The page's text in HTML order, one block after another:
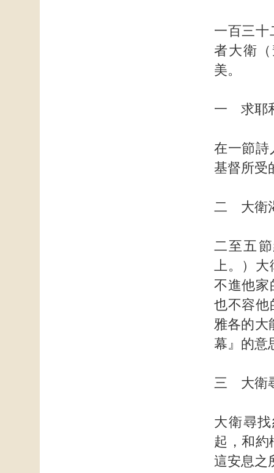
一百三十
者大衛
美。
一 求耶
在一節詩
基督所受
二 大衛
二至五
上。）大
不進他家
也不容他
雅各的大
幕』的意
三 大衛
大衛尋
起，和約
這安息之